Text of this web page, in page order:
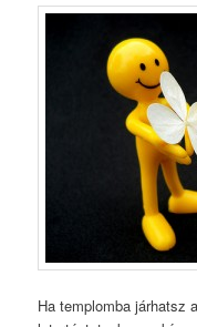
Ha templomba járhatsz